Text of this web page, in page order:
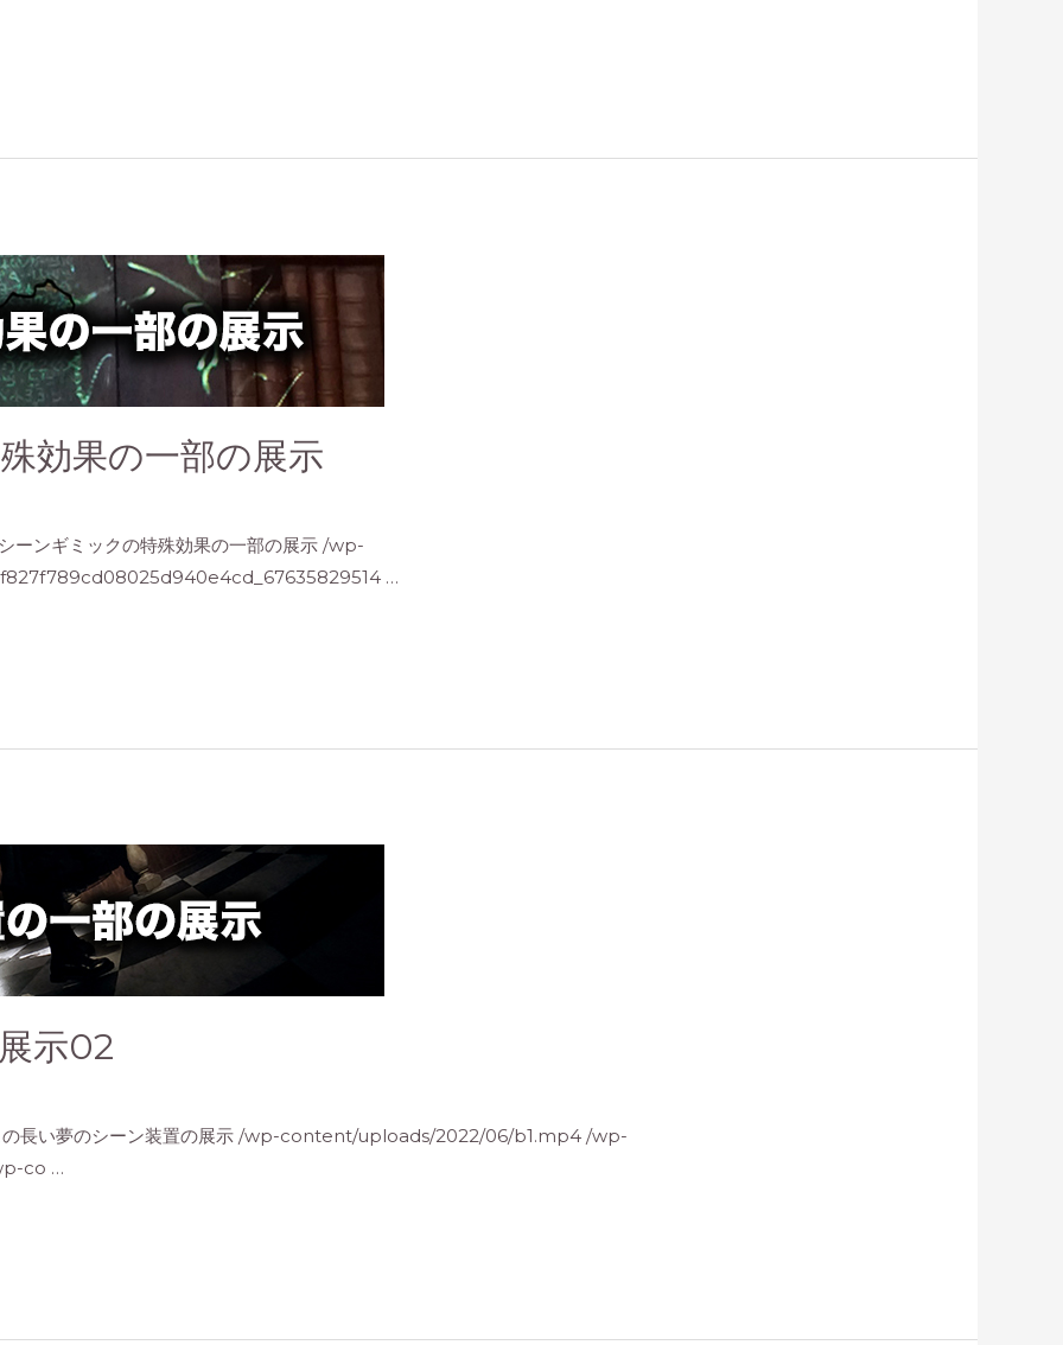
効果の一部の展示
ーンギミックの特殊効果の一部の展示 /wp-
…
示02
の長い夢のシーン装置の展示 /wp-content/uploads/2022/06/b1.mp4 /wp-
co …